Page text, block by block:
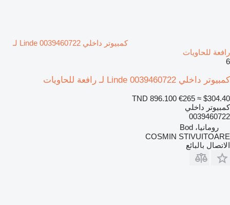
كمبيوتر داخلي Linde 0039460722 لـ
رافعة للحاويات
6
كمبيوتر داخلي Linde 0039460722 لـ رافعة للحاويات
TND 896.100 €265 ≈ $304.40
كمبيوتر داخلي
0039460722
رومانيا، Bod
COSMIN STIVUITOARE
الاتصال بالبائع